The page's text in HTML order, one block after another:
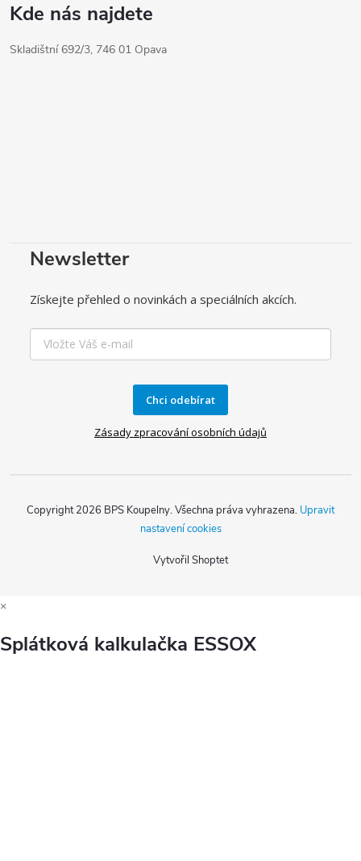
Kde nás najdete
Skladištní 692/3, 746 01 Opava
Newsletter
Získejte přehled o novinkách a speciálních akcích.
Chci odebírat
Zásady zpracování osobních údajů
Vytvořil Shoptet
Copyright 2026 BPS Koupelny. Všechna práva vyhrazena. Upravit
nastavení cookies
×
Splátková kalkulačka ESSOX